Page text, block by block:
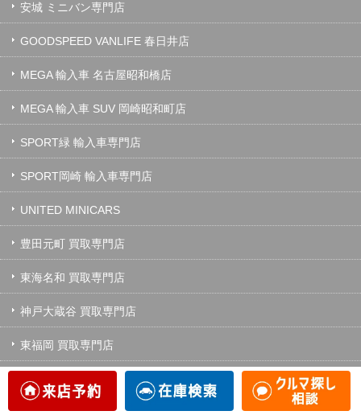
安城 ミニバン専門店
GOODSPEED VANLIFE 春日井店
MEGA 輸入車 名古屋昭和橋店
MEGA 輸入車 SUV 岡崎昭和町店
SPORT緑 輸入車専門店
SPORT岡崎 輸入車専門店
UNITED MINICARS
豊田元町 買取専門店
東海名和 買取専門店
神戸大蔵谷 買取専門店
東福岡 買取専門店
グッドスピード車検 中川・港店